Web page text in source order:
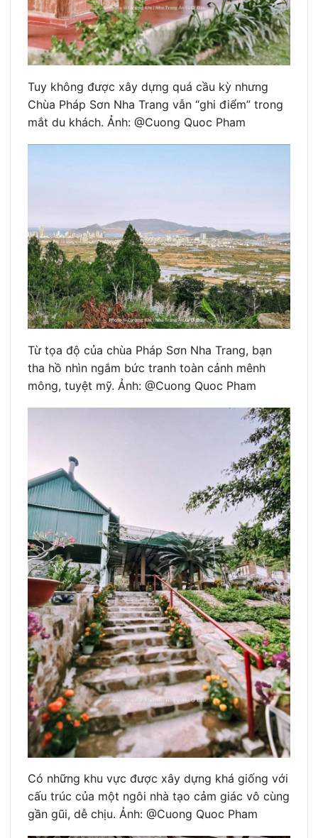
Tuy không được xây dựng quá cầu kỳ nhưng
Chùa Pháp Sơn Nha Trang vẫn “ghi điểm” trong
mắt du khách. Ảnh: @Cuong Quoc Pham
Từ tọa độ của chùa Pháp Sơn Nha Trang, bạn
tha hồ nhìn ngắm bức tranh toàn cảnh mênh
mông, tuyệt mỹ. Ảnh: @Cuong Quoc Pham
Có những khu vực được xây dựng khá giống với
cấu trúc của một ngôi nhà tạo cảm giác vô cùng
gần gũi, dễ chịu. Ảnh: @Cuong Quoc Pham